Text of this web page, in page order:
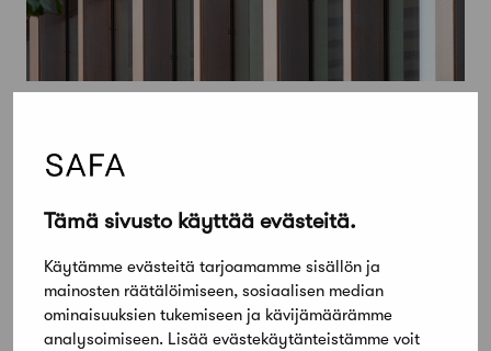
Tämä sivusto käyttää evästeitä.
Käytämme evästeitä tarjoamamme sisällön ja
mainosten räätälöimiseen, sosiaalisen median
ominaisuuksien tukemiseen ja kävijämäärämme
analysoimiseen. Lisää evästekäytänteistämme voit